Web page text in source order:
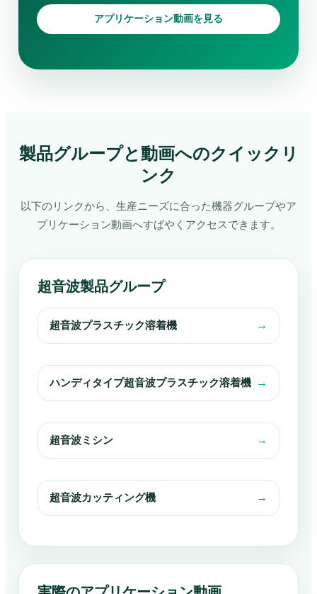
アプリケーション動画を見る
製品グループと動画へのクイックリ
ンク
以下のリンクから、生産ニーズに合った機器グループやア
プリケーション動画へすばやくアクセスできます。
超音波製品グループ
超音波プラスチック溶着機 →
ハンディタイプ超音波プラスチック溶着機 →
超音波ミシン →
超音波カッティング機 →